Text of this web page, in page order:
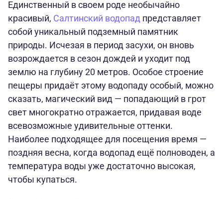
Единственный в своем роде необычайно
красивый, Салтинский водопад представляет
собой уникальный подземный памятник
природы. Исчезая в период засухи, он вновь
возрождается в сезон дождей и уходит под
землю на глубину 20 метров. Особое строение
пещеры придаёт этому водопаду особый, можно
сказать, магический вид — попадающий в грот
свет многократно отражается, придавая воде
всевозможные удивительные оттенки.
Наиболее подходящее для посещения время —
поздняя весна, когда водопад ещё полноводен, а
температура воды уже достаточно высокая,
чтобы купаться.